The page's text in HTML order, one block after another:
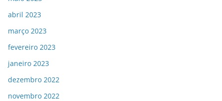
abril 2023
março 2023
fevereiro 2023
janeiro 2023
dezembro 2022
novembro 2022